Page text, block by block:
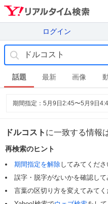
ログイン
話題 最新 画像
期間指定： 5月9日2:45〜5月9日
ドルコスト に一致する情報
再検索のヒント
期間指定を解除してみてくださ
誤字・脱字がないかを確認して
言葉の区切り方を変えてみてく